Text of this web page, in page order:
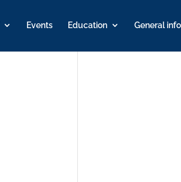
Events Education General